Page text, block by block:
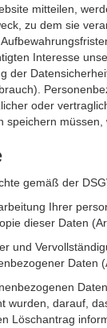
mitteilen,
zu dem sie
Interesse
der
oder
speichern müssen,
gemäß der
Ihrer
dieser Daten
und
Daten
wurden, darauf,
Löschantrag